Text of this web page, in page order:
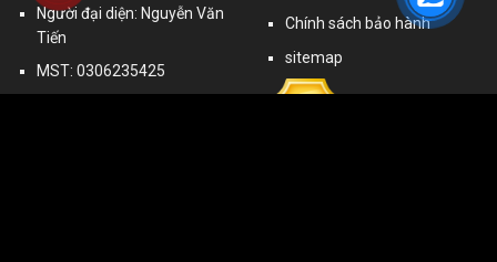
Người đại diện: Nguyễn Văn
Tiến
MST: 0306235425
Chính sách bảo hành
sitemap